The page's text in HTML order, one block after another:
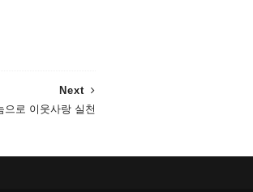
Next
으로 이웃사랑 실천